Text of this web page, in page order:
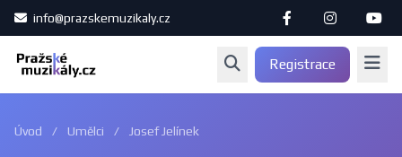
info@prazskemuzikaly.cz
Registrace
Úvod / Umělci / Josef Jelínek